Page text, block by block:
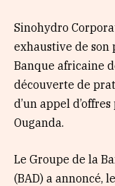
Sinohydro
exhaustive de
Banque africaine
découverte de
d’un appel
Ouganda.
Le Groupe de la
(BAD) a annoncé,